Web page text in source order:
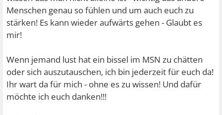
Menschen genau so fühlen und um auch euch zu
stärken! Es kann wieder aufwärts gehen - Glaubt es
mir!
Wenn jemand lust hat ein bissel im MSN zu chätten
oder sich auszutauschen, ich bin jederzeit für euch da!
Ihr wart da für mich - ohne es zu wissen! Und dafür
möchte ich euch danken!!!